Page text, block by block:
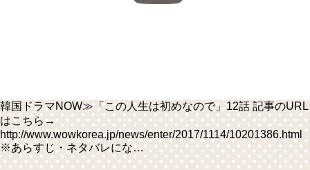
韓国ドラマNOW≫「この人生は初めなので」12話 記事のURL
はこちら→
http://www.wowkorea.jp/news/enter/2017/1114/10201386.html
※あらすじ・ネタバレにな…